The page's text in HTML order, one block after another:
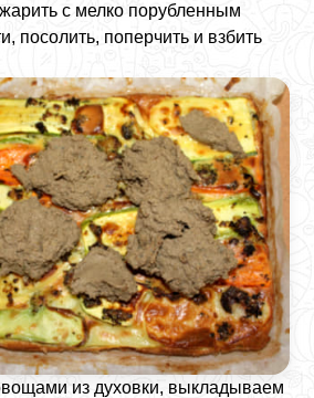
с мелко порубленным
посолить, поперчить и взбить
из духовки, выкладываем